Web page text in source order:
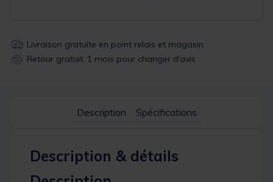
Livraison gratuite en point relais et magasin
Retour gratuit, 1 mois pour changer d’avis
Description Spécifications
Description & détails